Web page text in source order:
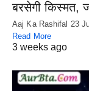
बरसेगी किस्मत,
Aaj Ka Rashifal 23
Read More
3 weeks ago